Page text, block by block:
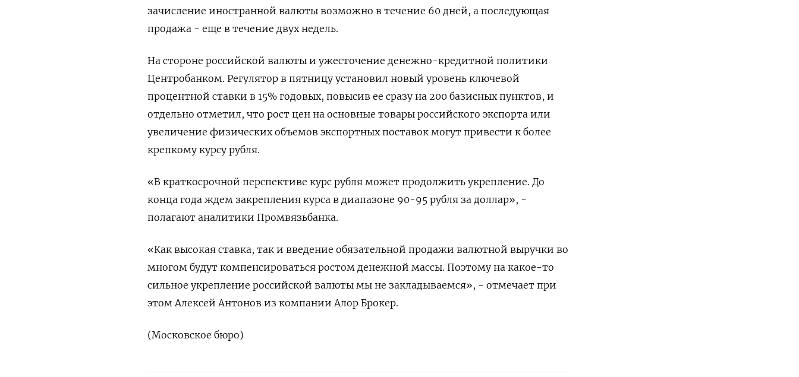
зачисление иностранной валюты возможно в течение 60 дней, а последующая
продажа - еще в течение двух недель.
На стороне российской валюты и ужесточение денежно-кредитной политики
Центробанком. Регулятор в пятницу установил новый уровень ключевой
процентной ставки в 15% годовых, повысив ее сразу на 200 базисных пунктов, и
отдельно отметил, что рост цен на основные товары российского экспорта или
увеличение физических объемов экспортных поставок могут привести к более
крепкому курсу рубля.
«В краткосрочной перспективе курс рубля может продолжить укрепление. До
конца года ждем закрепления курса в диапазоне 90-95 рубля за доллар», -
полагают аналитики Промвязьбанка.
«Как высокая ставка, так и введение обязательной продажи валютной выручки во
многом будут компенсироваться ростом денежной массы. Поэтому на какое-то
сильное укрепление российской валюты мы не закладываемся», - отмечает при
этом Алексей Антонов из компании Алор Брокер.
(Московское бюро)